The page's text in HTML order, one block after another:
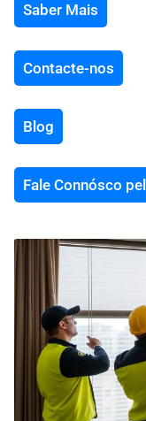
Saber Mais
Contacte-nos
Blog
Fale Connósco